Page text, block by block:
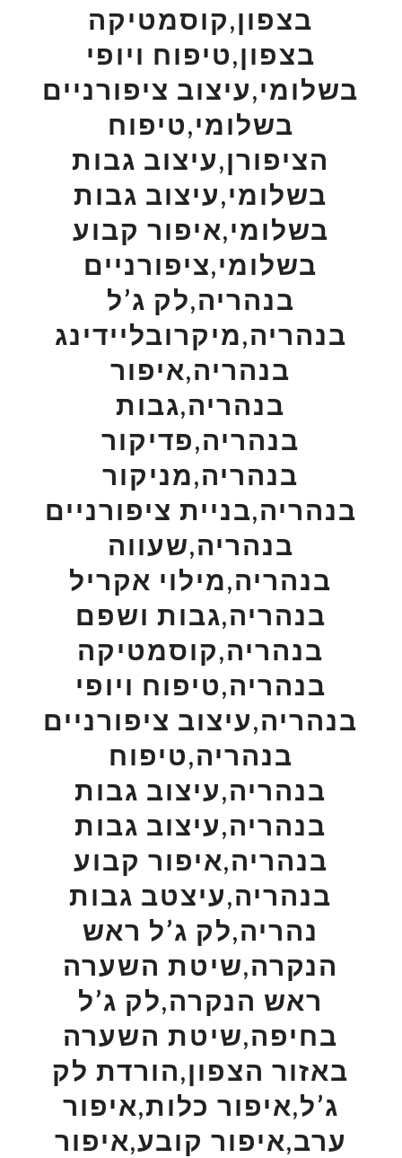
בצפון,קוסמטיקה
בצפון,טיפוח ויופי
בשלומי,עיצוב ציפורניים
בשלומי,טיפוח
הציפורן,עיצוב גבות
בשלומי,עיצוב גבות
בשלומי,איפור קבוע
בשלומי,ציפורניים
בנהריה,לק ג’ל
בנהריה,מיקרובליידינג
בנהריה,איפור
בנהריה,גבות
בנהריה,פדיקור
בנהריה,מניקור
בנהריה,בניית ציפורניים
בנהריה,שעווה
בנהריה,מילוי אקריל
בנהריה,גבות ושפם
בנהריה,קוסמטיקה
בנהריה,טיפוח ויופי
בנהריה,עיצוב ציפורניים
בנהריה,טיפוח
בנהריה,עיצוב גבות
בנהריה,עיצוב גבות
בנהריה,איפור קבוע
בנהריה,עיצטב גבות
נהריה,לק ג’ל ראש
הנקרה,שיטת השערה
ראש הנקרה,לק ג’ל
בחיפה,שיטת השערה
באזור הצפון,הורדת לק
ג’ל,איפור כלות,איפור
ערב,איפור קובע,איפור